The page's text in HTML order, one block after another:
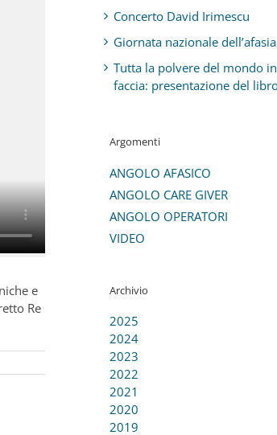
e
Re
Concerto David Irimescu
Giornata nazionale
Tutta la polvere del mondo in
faccia: presentazione del
Argomenti
ANGOLO AFASICO
ANGOLO CARE GIVER
ANGOLO OPERATORI
VIDEO
Archivio
2025
2024
2023
2022
2021
2020
2019